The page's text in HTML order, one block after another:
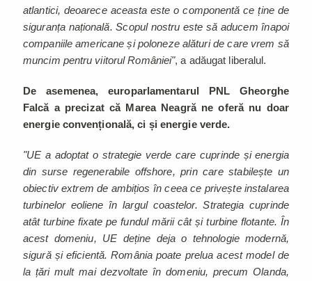
atlantici, deoarece aceasta este o componentă ce ține de
siguranța națională. Scopul nostru este să aducem înapoi
companiile americane și poloneze alături de care vrem să
muncim pentru viitorul României", a adăugat liberalul.
De asemenea, europarlamentarul PNL Gheorghe
Falcă a precizat că Marea Neagră ne oferă nu doar
energie convențională, ci și energie verde.
"UE a adoptat o strategie verde care cuprinde și energia
din surse regenerabile offshore, prin care stabilește un
obiectiv extrem de ambițios în ceea ce privește instalarea
turbinelor eoliene în largul coastelor. Strategia cuprinde
atât turbine fixate pe fundul mării cât și turbine flotante. În
acest domeniu, UE deține deja o tehnologie modernă,
sigură și eficientă. România poate prelua acest model de
la țări mult mai dezvoltate în domeniu, precum Olanda,